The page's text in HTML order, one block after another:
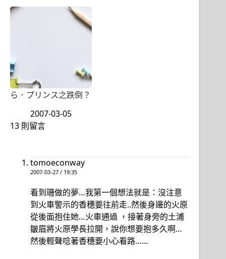
ら．プリンス之跌倒？
2007-03-05
13 則留言
tomoeconway
2007-03-27 / 19:35
看到珊做的夢…我第一個想法就是：沒注意
到火車警示的香穗要往前走..然後身邊的火原
從後面抱住她…火車通過 ，接著身旁的土浦
皺眉將火原學長拉開，說你想要抱多久啊…
然後輕聲唸著香穗要小心看路……